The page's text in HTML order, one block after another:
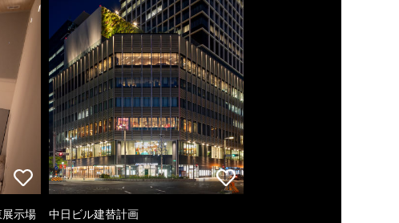
示場 中日ビル建替計画